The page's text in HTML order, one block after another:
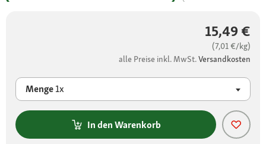
15,49 €
(7,01 €/kg)
alle Preise inkl. MwSt.Versandkosten
Menge1x
In den Warenkorb